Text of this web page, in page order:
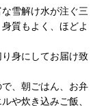
雪解け水が注ぐ三
質もよく、ほどよ
身にしてお届け致
、朝ごはん、お弁
や炊き込みご飯、